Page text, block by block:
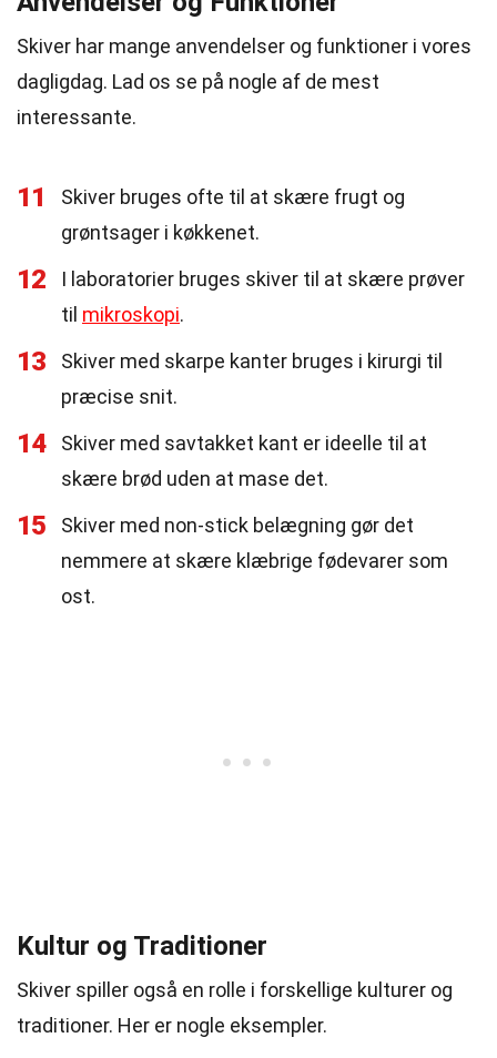
Skiver har mange anvendelser og funktioner i vores
dagligdag. Lad os se på nogle af de mest
interessante.
11
Skiver bruges ofte til at skære frugt og
grøntsager i køkkenet.
12
I laboratorier bruges skiver til at skære prøver
til mikroskopi.
13
Skiver med skarpe kanter bruges i kirurgi til
præcise snit.
14
Skiver med savtakket kant er ideelle til at
skære brød uden at mase det.
15
Skiver med non-stick belægning gør det
nemmere at skære klæbrige fødevarer som
ost.
Kultur og Traditioner
Skiver spiller også en rolle i forskellige kulturer og
traditioner. Her er nogle eksempler.